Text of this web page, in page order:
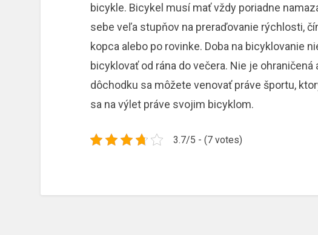
bicykle. Bicykel musí mať vždy poriadne
sebe veľa stupňov na preraďovanie rýchlosti,
kopca alebo po rovinke. Doba na bicyklovanie
bicyklovať od rána do večera. Nie je
dôchodku sa môžete venovať práve športu,
sa na výlet práve svojim bicyklom.
3.7/5 - (7 votes)